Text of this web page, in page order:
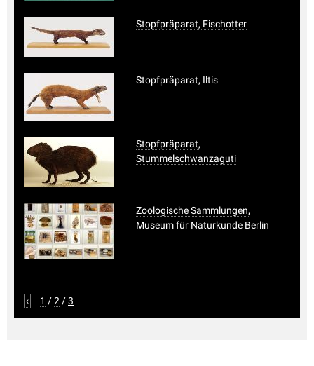
Stopfpräparat, Fischotter
Stopfpräparat, Iltis
Stopfpräparat,
Stummelschwanzaguti
Zoologische Sammlungen,
Museum für Naturkunde Berlin
‹ 1 /2 /3